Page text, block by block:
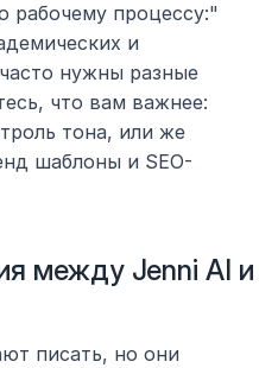
рабочему процессу:"
и
нужны разные
что вам важнее:
тона, или же
шаблоны и SEO-
между Jenni AI и
писать, но они